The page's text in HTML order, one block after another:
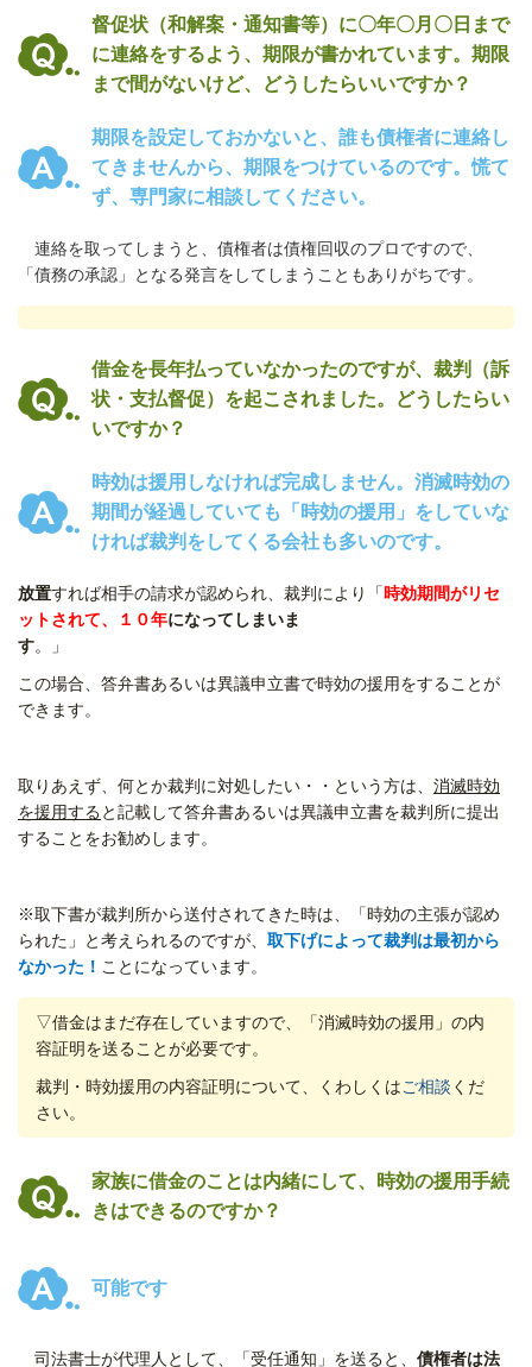
督促状（和解案・通知書等）に〇年〇月〇日まで
に連絡をするよう、期限が書かれています。期限
まで間がないけど、どうしたらいいですか？
期限を設定しておかないと、誰も債権者に連絡し
てきませんから、期限をつけているのです。慌て
ず、専門家に相談してください。
連絡を取ってしまうと、債権者は債権回収のプロですので、
「債務の承認」となる発言をしてしまうこともありがちです。
借金を長年払っていなかったのですが、裁判（訴
状・支払督促）を起こされました。どうしたらい
いですか？
時効は援用しなければ完成しません。消滅時効の
期間が経過していても「時効の援用」をしていな
ければ裁判をしてくる会社も多いのです。
放置すれば相手の請求が認められ、裁判により「時効期間がリセ
ットされて、１０年になってしまいま
す。」
この場合、答弁書あるいは異議申立書で時効の援用をすることが
できます。
取りあえず、何とか裁判に対処したい・・という方は、 消滅時効
を援用すると記載して答弁書あるいは異議申立書を裁判所に提出
することをお勧めします。
※取下書が裁判所から送付されてきた時は、「時効の主張が認め
られた」と考えられるのですが、 取下げによって裁判は最初から
なかった！ ことになっています。
▽借金はまだ存在していますので、「消滅時効の援用」の内
容証明を送ることが必要です。
裁判・時効援用の内容証明について、くわしくはご相談 くだ
さい。
家族に借金のことは内緒にして、時効の援用手続
きはできるのですか？
可能です
司法書士が代理人として、「受任通知」を送ると、 債権者は法